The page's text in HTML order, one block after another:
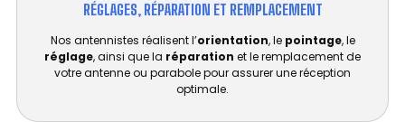
RÉGLAGES, RÉPARATION ET REMPLACEMENT​
Nos antennistes réalisent l’orientation, le pointage, le
réglage, ainsi que la réparation et le remplacement de
votre antenne ou parabole pour assurer une réception
optimale.